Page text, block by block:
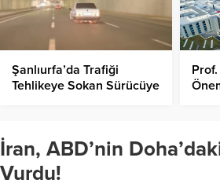
Şanlıurfa’da Trafiği
Tehlikeye Sokan Sürücüye
İran, ABD’nin
Vurdu!